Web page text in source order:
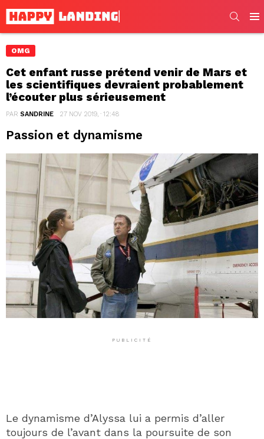
OMG
Cet enfant russe prétend venir de Mars et
les scientifiques devraient probablement
l’écouter plus sérieusement
PAR SANDRINE 27 NOV 2019, · 12:48
Passion et dynamisme
PUBLICITÉ
Le dynamisme d’Alyssa lui a permis d’aller
toujours de l’avant dans la poursuite de son